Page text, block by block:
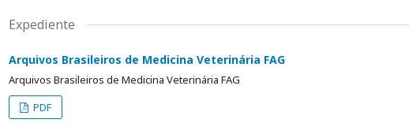
Expediente
Arquivos Brasileiros de Medicina Veterinária FAG
Arquivos Brasileiros de Medicina Veterinária FAG
PDF